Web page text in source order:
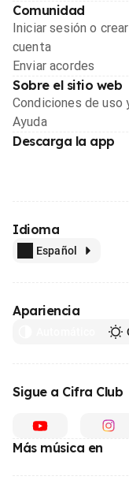
Comunidad
Iniciar sesión o
cuenta
Enviar acordes
Sobre el sitio web
Condiciones de uso
Ayuda
Descarga la app
Idioma
Español
Apariencia
Sigue a Cifra Club
Más música en